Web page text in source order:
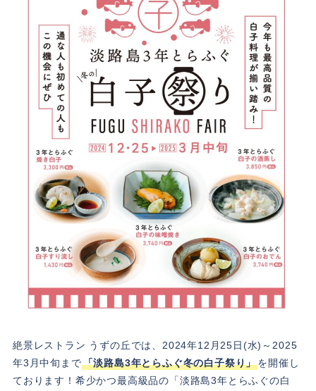
絶景レストラン うずの丘では、2024年12月25日(水)～2025
年3月中旬まで「淡路島3年とらふぐ冬の白子祭り」を開催し
ております！希少かつ最高級品の「淡路島3年とらふぐの白